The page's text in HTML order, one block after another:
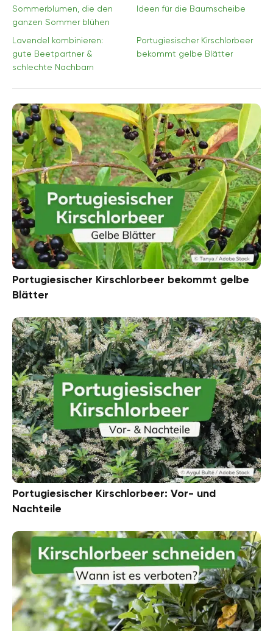
Sommerblumen, die den
ganzen Sommer blühen
Ideen für die Baumscheibe
Lavendel kombinieren:
gute Beetpartner &
schlechte Nachbarn
Portugiesischer Kirschlorbeer
bekommt gelbe Blätter
Portugiesischer Kirschlorbeer bekommt gelbe
Blätter
Portugiesischer Kirschlorbeer: Vor- und
Nachteile